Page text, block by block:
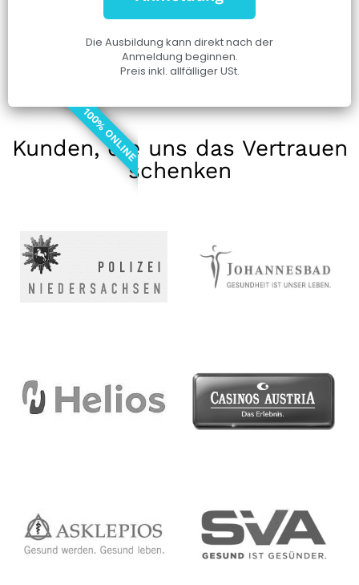
Die Ausbildung kann direkt nach der
Anmeldung beginnen.
Preis inkl. allfälliger USt.
100% ONLINE
Kunden, die uns das Vertrauen
schenken